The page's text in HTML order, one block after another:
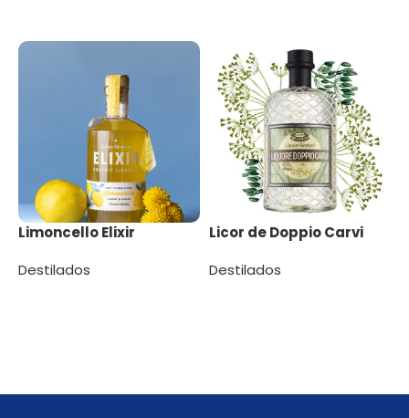
Limoncello Elixir
Destilados
Licor de Doppio Carvi
Destilados